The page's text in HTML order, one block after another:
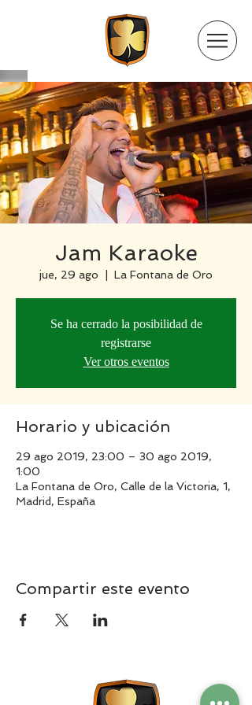
Jam Karaoke
jue, 29 ago La Fontana de Oro
Se ha cerrado la posibilidad de
registrarse
Ver otros eventos
Horario y ubicación
29 ago 2019, 23:00 – 30 ago 2019,
1:00
La Fontana de Oro, Calle de la Victoria, 1,
Madrid, España
Compartir este evento